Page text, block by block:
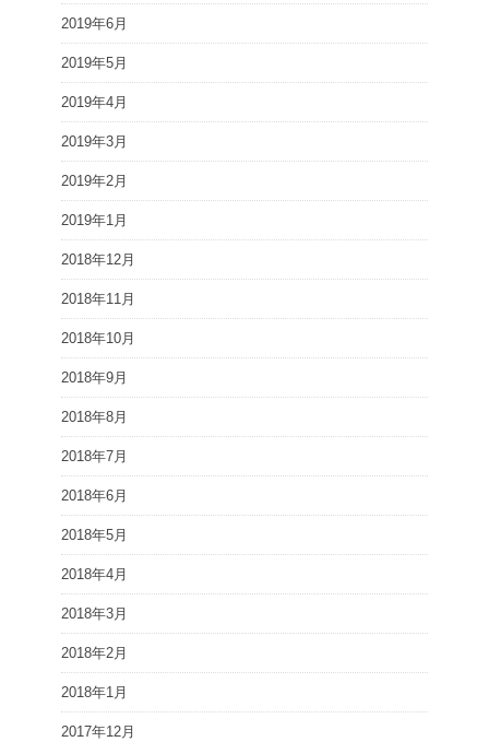
2019年6月
2019年5月
2019年4月
2019年3月
2019年2月
2019年1月
2018年12月
2018年11月
2018年10月
2018年9月
2018年8月
2018年7月
2018年6月
2018年5月
2018年4月
2018年3月
2018年2月
2018年1月
2017年12月